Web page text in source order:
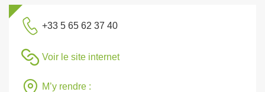
+33 5 65 62 37 40
Voir le site internet
M’y rendre :